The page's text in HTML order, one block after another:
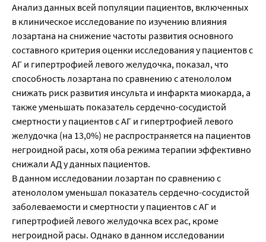
Анализ данных всей популяции пациентов, включенных
в клиническое исследование по изучению влияния
лозартана на снижение частоты развития основного
составного критерия оценки исследования у пациентов с
АГ и гипертрофией левого желудочка, показал, что
способность лозартана по сравнению с атенололом
снижать риск развития инсульта и инфаркта миокарда, а
также уменьшать показатель сердечно-сосудистой
смертности у пациентов с АГ и гипертрофией левого
желудочка (на 13,0%) не распространяется на пациентов
негроидной расы, хотя оба режима терапии эффективно
снижали АД у данных пациентов.
В данном исследовании лозартан по сравнению с
атенололом уменьшал показатель сердечно-сосудистой
заболеваемости и смертности у пациентов с АГ и
гипертрофией левого желудочка всех рас, кроме
негроидной расы. Однако в данном исследовании